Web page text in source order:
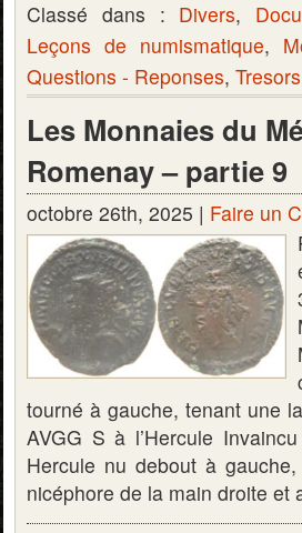
Classé dans : Divers,
Leçons de numismatique,
Questions - Reponses,
Les Monnaies du
Romenay – partie 9
octobre 26th, 2025 | Faire un
tourné à gauche, tenant une
AVGG S à l’Hercule
Hercule nu debout à
nicéphore de la main droite et